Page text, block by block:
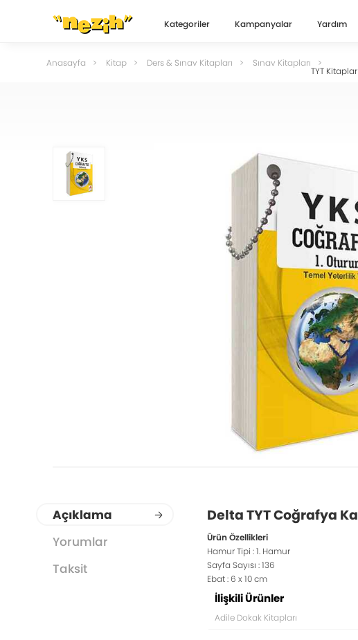
Kategoriler Kampanyalar Yardım
Anasayfa Kitap Ders & Sınav Kitapları Sınav Kitapları
TYT Kitapları
Açıklama
Yorumlar
Taksit
Delta TYT Coğrafya
Ürün Özellikleri
Hamur Tipi : 1. Hamur
Sayfa Sayısı : 136
Ebat : 6 x 10 cm
İlişkili Ürünler
Adile Dokak Kitapları